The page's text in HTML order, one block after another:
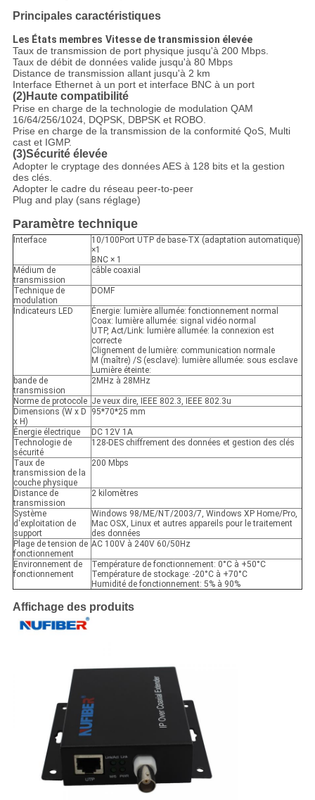
Principales caractéristiques
Les États membres Vitesse de transmission élevée
Taux de transmission de port physique jusqu'à 200 Mbps.
Taux de débit de données valide jusqu'à 80 Mbps
Distance de transmission allant jusqu'à 2 km
Interface Ethernet à un port et interface BNC à un port
(2)Haute compatibilité
Prise en charge de la technologie de modulation QAM
16/64/256/1024, DQPSK, DBPSK et ROBO.
Prise en charge de la transmission de la conformité QoS, Multi
cast et IGMP.
(3)Sécurité élevée
Adopter le cryptage des données AES à 128 bits et la gestion
des clés.
Adopter le cadre du réseau peer-to-peer
Plug and play (sans réglage)
Paramètre technique
Interface
10/100Port UTP de base-TX (adaptation automatique)
×1
BNC × 1
Médium de
transmission
câble coaxial
Technique de
modulation
DOMF
Indicateurs LED
Énergie: lumière allumée: fonctionnement normal
Coax: lumière allumée: signal vidéo normal
UTP, Act/Link: lumière allumée: la connexion est
correcte
Clignement de lumière: communication normale
M (maître) /S (esclave): lumière allumée: sous esclave
Lumière éteinte:
bande de
transmission
2MHz à 28MHz
Norme de protocole Je veux dire, IEEE 802.3, IEEE 802.3u
Dimensions (W x D
x H)
95*70*25 mm
Énergie électrique
DC 12V 1A
Technologie de
sécurité
128-DES chiffrement des données et gestion des clés
Taux de
transmission de la
couche physique
200 Mbps
Distance de
transmission
2 kilomètres
Système
d'exploitation de
support
Windows 98/ME/NT/2003/7, Windows XP Home/Pro,
Mac OSX, Linux et autres appareils pour le traitement
des données
Plage de tension de
fonctionnement
AC 100V à 240V 60/50Hz
Environnement de
fonctionnement
Température de fonctionnement: 0°C à +50°C
Température de stockage: -20°C à +70°C
Humidité de fonctionnement: 5% à 90%
Affichage des produits